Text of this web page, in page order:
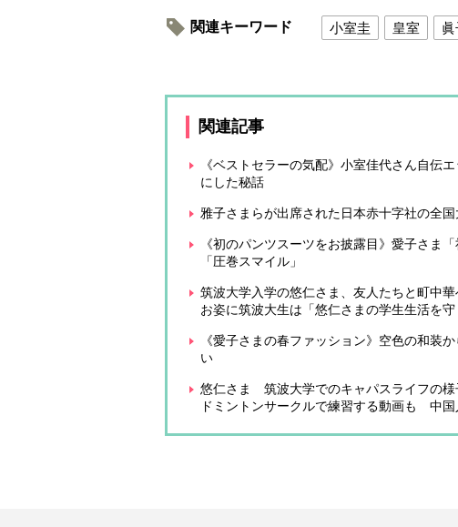
関連キーワード 小室圭 皇室 眞
関連記事
《ベストセラーの気配》小室佳代さん自伝
にした秘話
雅子さまらが出席された日本赤十字社の全
《初のパンツスーツをお披露目》愛子さま
「圧巻スマイル」
筑波大学入学の悠仁さま、友人たちと町中
お姿に筑波大生は「悠仁さまの学生生活を
《愛子さまの春ファッション》空色の和装
い
悠仁さま 筑波大学でのキャパスライフの様
ドミントンサークルで練習する動画も 中